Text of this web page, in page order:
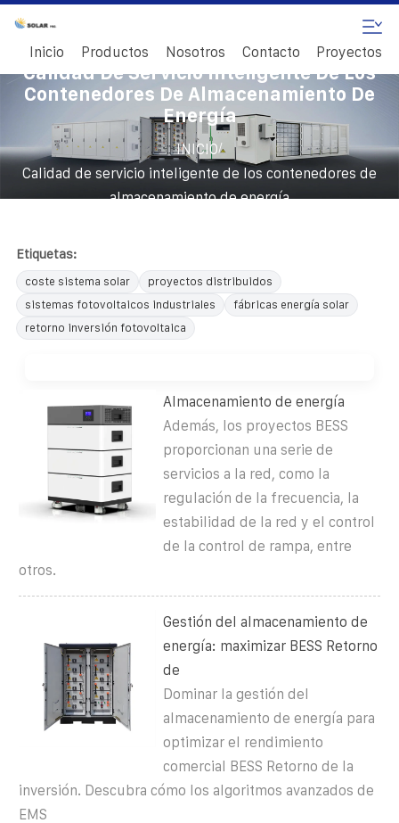
Inicio Productos Nosotros Contacto Proyectos
Calidad De Servicio Inteligente De Los
Contenedores De Almacenamiento De
Energía
INICIO/
Calidad de servicio inteligente de los contenedores de
almacenamiento de energía
Etiquetas:
coste sistema solar
proyectos distribuidos
sistemas fotovoltaicos industriales
fábricas energía solar
retorno inversión fotovoltaica
Almacenamiento de energía
Además, los proyectos BESS
proporcionan una serie de
servicios a la red, como la
regulación de la frecuencia, la
estabilidad de la red y el control
de la control de rampa, entre
otros.
Gestión del almacenamiento de
energía: maximizar BESS Retorno
de
Dominar la gestión del
almacenamiento de energía para
optimizar el rendimiento
comercial BESS Retorno de la
inversión. Descubra cómo los algoritmos avanzados de
EMS